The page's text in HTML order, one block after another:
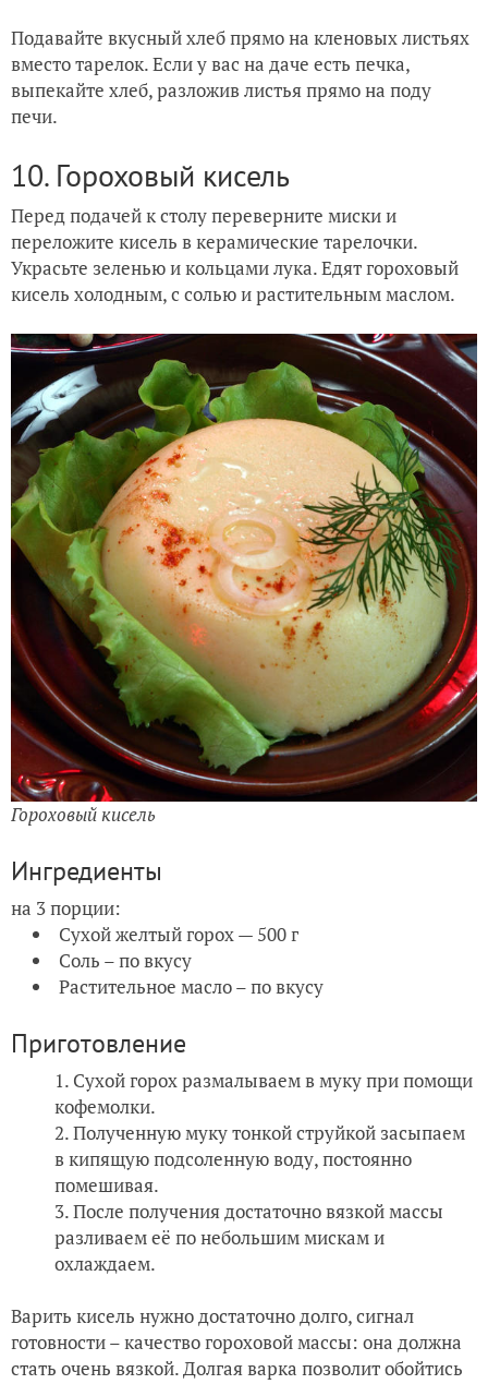
Подавайте вкусный хлеб прямо на кленовых листьях
вместо тарелок. Если у вас на даче есть печка,
выпекайте хлеб, разложив листья прямо на поду
печи.
10. Гороховый кисель
Перед подачей к столу переверните миски и
переложите кисель в керамические тарелочки.
Украсьте зеленью и кольцами лука. Едят гороховый
кисель холодным, с солью и растительным маслом.
Гороховый кисель
Ингредиенты
на 3 порции:
Сухой желтый горох — 500 г
Соль – по вкусу
Растительное масло – по вкусу
Приготовление
Сухой горох размалываем в муку при помощи
кофемолки.
Полученную муку тонкой струйкой засыпаем
в кипящую подсоленную воду, постоянно
помешивая.
После получения достаточно вязкой массы
разливаем её по небольшим мискам и
охлаждаем.
Варить кисель нужно достаточно долго, сигнал
готовности – качество гороховой массы: она должна
стать очень вязкой. Долгая варка позволит обойтись